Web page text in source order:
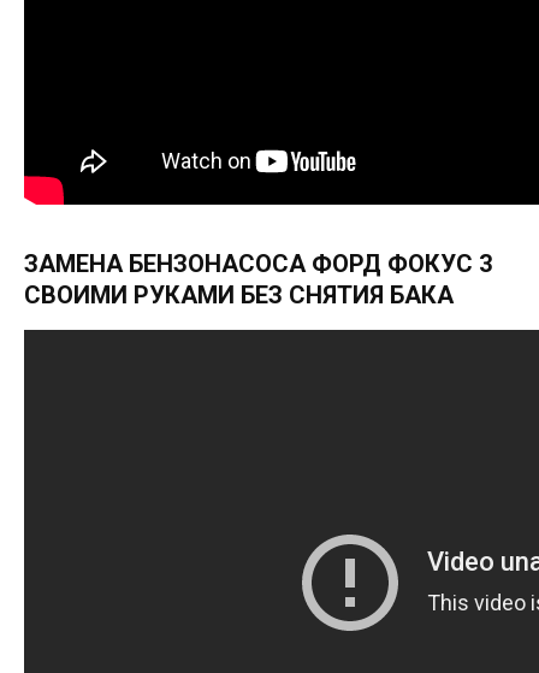
ЗАМЕНА БЕНЗОНАСОСА ФОРД ФОКУС 3
СВОИМИ РУКАМИ БЕЗ СНЯТИЯ БАКА